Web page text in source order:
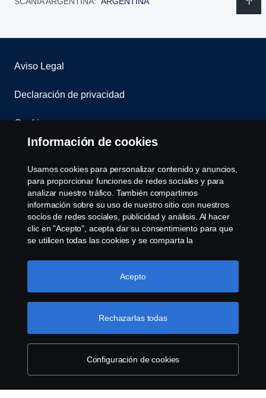
Aviso Legal
Declaración de privacidad
Cookies
Sistema de Denuncias
Configuración de cookies
reservados. Scania Argentina S.A.U. - Piedrabuena
5400, Grand Bourg, CP (1615) Buenos Aires,
Argentina. Tel. (54) 03327 45 1000
Información de cookies
Usamos cookies para personalizar contenido y anuncios,
para proporcionar funciones de redes sociales y para
analizar nuestro tráfico. También compartimos
información sobre su uso de nuestro sitio con nuestros
socios de redes sociales, publicidad y análisis. Al hacer
clic en "Acepto", acepta dar su consentimiento para que
se utilicen todas las cookies y se comparta la
haciendo clic en "Configuración de cookies" y
seleccionando las categorías que desea aceptar. Para
Más información sobre su privacidad
Configuración de cookies
Rechazarlas todas
Acepto